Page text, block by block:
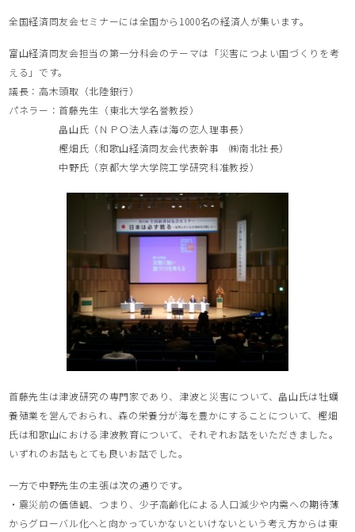
全国経済同友会セミナーには全国から1000名の経済人が集います。
富山経済同友会担当の第一分科会のテーマは「災害につよい国づくりを考
える」です。
議長：高木頭取（北陸銀行）
パネラー：首藤先生（東北大学名誉教授）
畠山氏（ＮＰＯ法人森は海の恋人理事長）
樫畑氏（和歌山経済同友会代表幹事 ㈱南北社長）
中野氏（京都大学大学院工学研究科准教授）
首藤先生は津波研究の専門家であり、津波と災害について、畠山氏は牡蠣
養殖業を営んでおられ、森の栄養分が海を豊かにすることについて、樫畑
氏は和歌山における津波教育について、それぞれお話をいただきました。
いずれのお話もとても良いお話でした。
一方で中野先生の主張は次の通りです。
・震災前の価値観、つまり、少子高齢化による人口減少や内需への期待薄
からグローバル化へと向かっていかないといけないという考え方からは東